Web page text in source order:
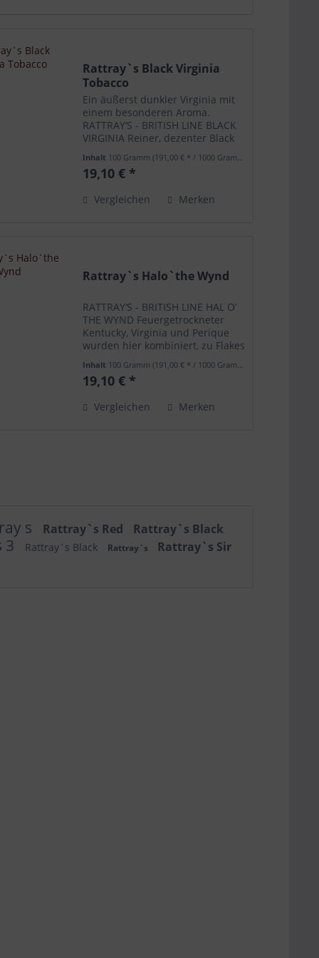
Rattray`s Black Virginia
Tobacco
Ein äußerst dunkler Virginia mit
einem besonderen Aroma.
RATTRAY‘S - BRITISH LINE BLACK
VIRGINIA Reiner, dezenter Black
Virginiatabaken.
Inhalt 100 Gramm(191,00 € * / 1000 Gramm)
19,10 € *
Vergleichen Merken
Rattray`s Halo`the Wynd
RATTRAY‘S - BRITISH LINE HAL O’
THE WYND Feuergetrockneter
Kentucky, Virginia und Perique
wurden hier kombiniert, zu Flakes
AROMA: - SCHNITTART: Mixture -
Broken Flake
Inhalt 100 Gramm(191,00 € * / 1000 Gramm)
19,10 € *
Vergleichen Merken
s Rattray`s Red Rattray`s Black
3 Rattray`s Black Rattray`s Rattray`s Sir